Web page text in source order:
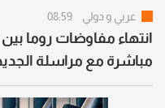
عربي و دولي 08:59
انتهاء مفاوضات روما
مباشرة مع مراسلة